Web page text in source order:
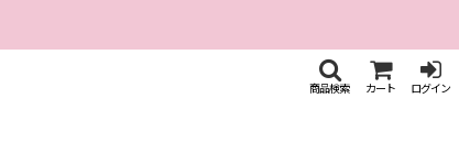
商品検索 カート ログイン